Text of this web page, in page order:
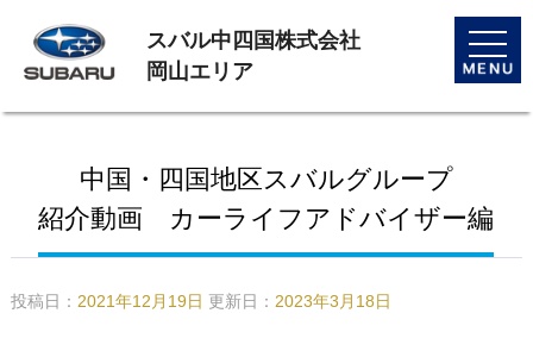
toggle
スバル中四国株式会社
岡山エリア
中国・四国地区スバルグループ
紹介動画 カーライフアドバイザー編
投稿日： 2021年12月19日 更新日： 2023年3月18日